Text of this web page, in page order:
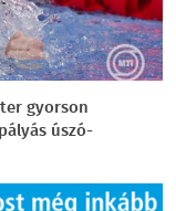
gyorson
úszó-